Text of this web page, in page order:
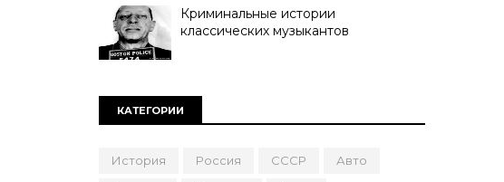
Криминальные истории
классических музыкантов
КАТЕГОРИИ
История Россия СССР Авто